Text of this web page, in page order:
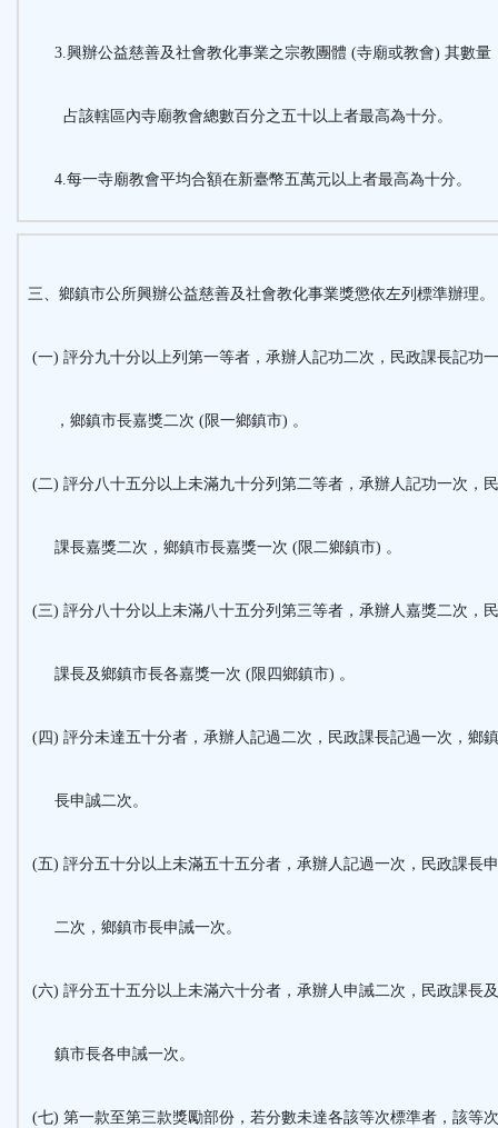
3.興辦公益慈善及社會教化事業之宗教團體 (寺廟或教會) 其數量
占該轄區內寺廟教會總數百分之五十以上者最高為十分。
4.每一寺廟教會平均合額在新臺幣五萬元以上者最高為十分。
三、鄉鎮市公所興辦公益慈善及社會教化事業獎懲依左列標準辦理。
(一) 評分九十分以上列第一等者，承辦人記功二次，民政課長記功
，鄉鎮市長嘉獎二次 (限一鄉鎮市) 。
(二) 評分八十五分以上未滿九十分列第二等者，承辦人記功一次，
課長嘉獎二次，鄉鎮市長嘉獎一次 (限二鄉鎮市) 。
(三) 評分八十分以上未滿八十五分列第三等者，承辦人嘉獎二次，
課長及鄉鎮市長各嘉獎一次 (限四鄉鎮市) 。
(四) 評分未達五十分者，承辦人記過二次，民政課長記過一次，鄉
長申誠二次。
(五) 評分五十分以上未滿五十五分者，承辦人記過一次，民政課長
二次，鄉鎮市長申誡一次。
(六) 評分五十五分以上未滿六十分者，承辦人申誡二次，民政課長
鎮市長各申誡一次。
(七) 第一款至第三款獎勵部份，若分數未達各該等次標準者，該等